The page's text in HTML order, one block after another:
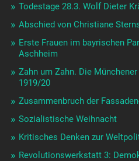
Todestage 28.3. Wolf Dieter
Abschied von Christiane
Erste Frauen im bayrischen
Aschheim
Zahn um Zahn. Die
1919/20
Zusammenbruch der
Sozialistische Weihnacht
Kritisches Denken zur
Revolutionswerkstatt 3: